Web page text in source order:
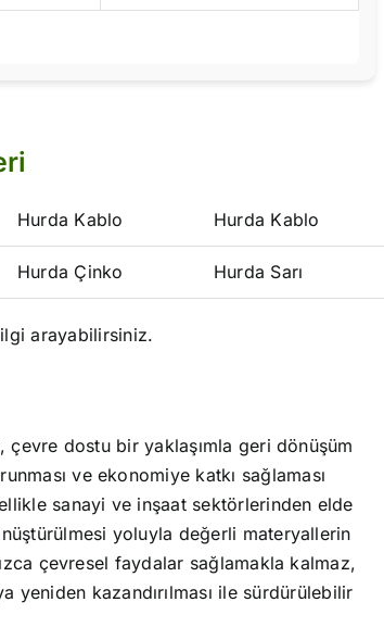
Hurda Kablo Hurda Kablo
Hurda Çinko Hurda Sarı
arayabilirsiniz.
çevre dostu bir yaklaşımla geri dönüşüm
ve ekonomiye katkı sağlaması
sanayi ve inşaat sektörlerinden elde
yoluyla değerli materyallerin
çevresel faydalar sağlamakla kalmaz,
yeniden kazandırılması ile sürdürülebilir